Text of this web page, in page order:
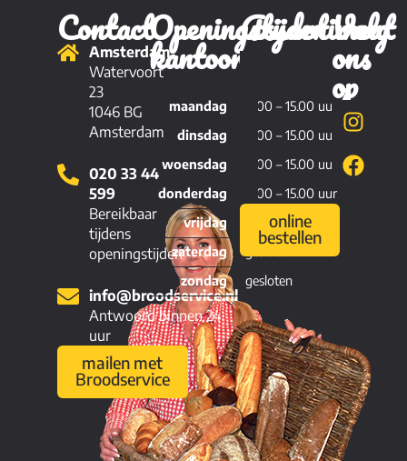
Contact
Amsterdam
Watervoort
23
1046 BG
Amsterdam
020 33 44
599
Bereikbaar
tijdens
openingstijden
info@broodservice.nl
Antwoord binnen 24
uur
mailen met
Broodservice
Openingstijden
kantoor
maandag
11.00 – 15.00 uur
dinsdag
11.00 – 15.00 uur
woensdag
11.00 – 15.00 uur
donderdag
11.00 – 15.00 uur
vrijdag
11.00 – 15.00 uur
zaterdag
zondag
gesloten
Assortiment
Viennoiserie
Patisserie
Hartig
online
bestellen
Volg
ons
op